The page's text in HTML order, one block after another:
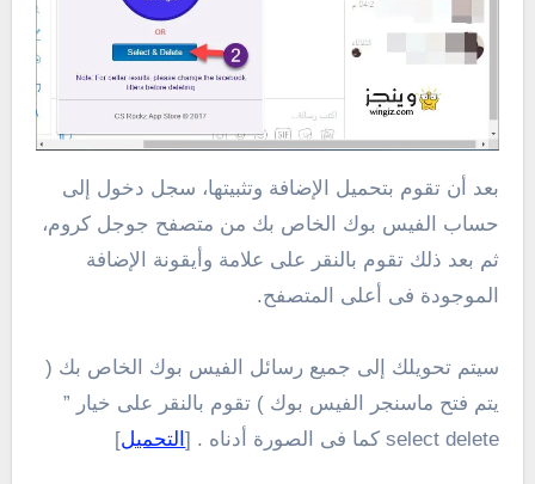
بعد أن تقوم بتحميل الإضافة وتثبيتها، سجل دخول إلى
حساب الفيس بوك الخاص بك من متصفح جوجل كروم،
ثم بعد ذلك تقوم بالنقر على علامة وأيقونة الإضافة
الموجودة فى أعلى المتصفح.
سيتم تحويلك إلى جميع رسائل الفيس بوك الخاص بك (
يتم فتح ماسنجر الفيس بوك ) تقوم بالنقر على خيار ”
select delete كما فى الصورة أدناه . [
التحميل]